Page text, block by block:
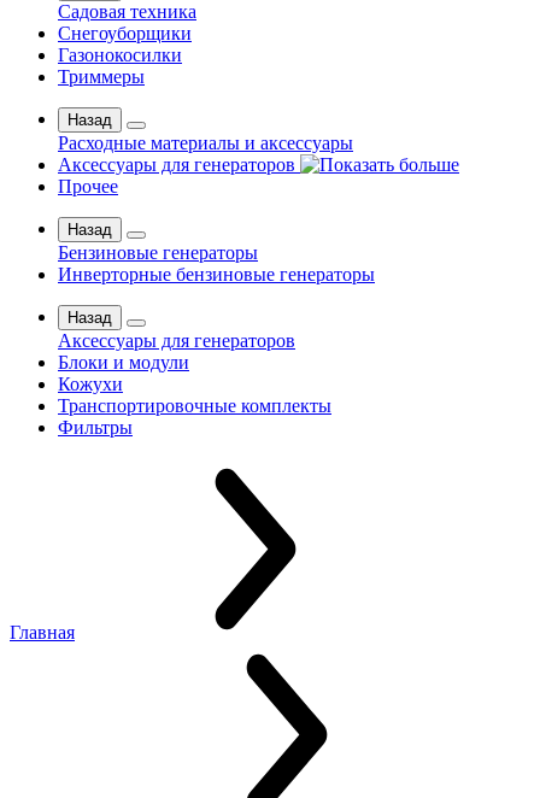
Садовая техника
Снегоуборщики
Газонокосилки
Триммеры
Назад
Расходные материалы и аксессуары
Аксессуары для генераторов
Прочее
Назад
Бензиновые генераторы
Инверторные бензиновые генераторы
Назад
Аксессуары для генераторов
Блоки и модули
Кожухи
Транспортировочные комплекты
Фильтры
Главная